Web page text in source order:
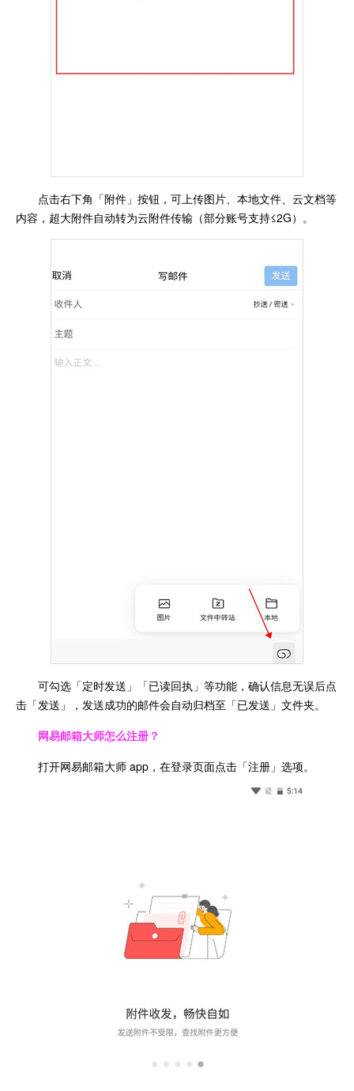
点击右下角「附件」按钮，可上传图片、本地文件、云文档等
内容，超大附件自动转为云附件传输（部分账号支持≤2G）。
可勾选「定时发送」「已读回执」等功能，确认信息无误后点
击「发送」，发送成功的邮件会自动归档至「已发送」文件夹。
网易邮箱大师怎么注册？
打开网易邮箱大师 app，在登录页面点击「注册」选项。